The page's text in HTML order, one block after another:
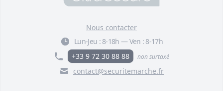
16,20 €
Large panneau extérieur
'Parking Privé' - PVC résistant
(42 x 14 cm)
F001-1252-00
9,00 €
Nous contacter
Lun-Jeu : 8-18h —Ven : 8-17h
+33 9 72 30 88 88
non surtaxé
contact@securitemarche.fr